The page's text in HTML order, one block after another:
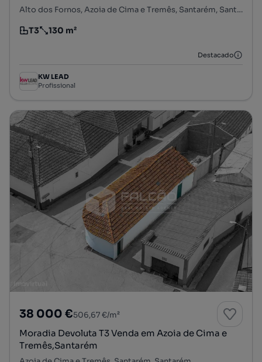
Alto dos Fornos, Azoia de Cima e Tremês, Santarém, Santarém
Tipologia
T3
Preço por metro quadrado
130 m²
Destacado
KW LEAD
Profissional
38 000 €506,67 €/m²
Moradia Devoluta T3 Venda em Azoia de Cima e
Tremês,Santarém